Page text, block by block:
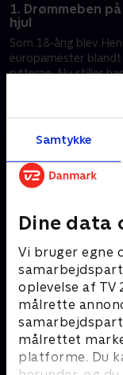
Samtykke
Dine data
Vi bruger egne
oplevelse af TV
målrette
målrettet
platforme. Du
1. Drømmeben
hjul
Som 18-årig blev
europamester blandt
rytterne. Nu stiller
spidse, og grøfterne
Andre så også
Julelys for
2022 • Livsstil • 46